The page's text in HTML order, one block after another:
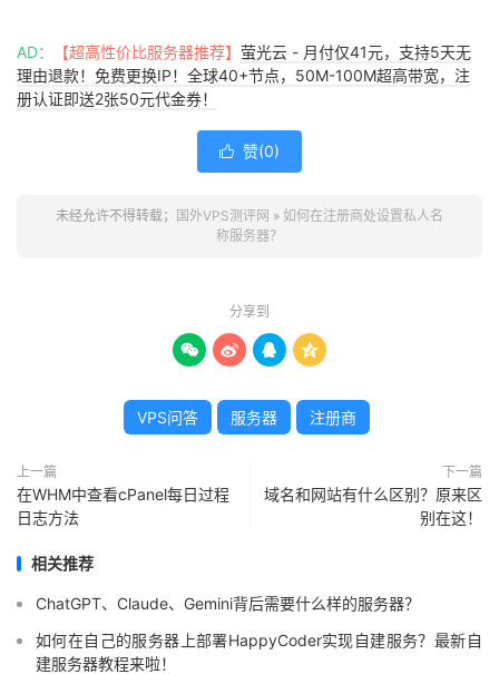
AD： 【超高性价比服务器推荐】 萤光云 - 月付仅41元，支持5天无
理由退款！免费更换IP！全球40+节点，50M-100M超高带宽，注
册认证即送2张50元代金券！
 赞(0)
未经允许不得转载； 国外VPS测评网 » 如何在注册商处设置私人名
称服务器？
分享到
   
VPS问答 服务器 注册商
上一篇
在WHM中查看cPanel每日过程
日志方法
下一篇
域名和网站有什么区别？原来区
别在这！
相关推荐
ChatGPT、Claude、Gemini背后需要什么样的服务器？
如何在自己的服务器上部署HappyCoder实现自建服务？最新自
建服务器教程来啦！